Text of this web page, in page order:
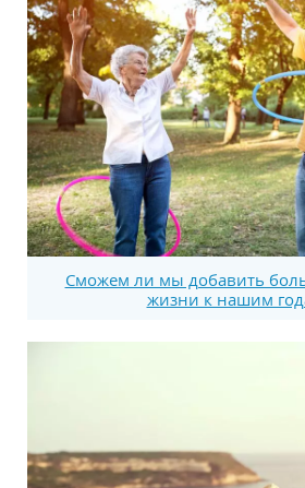
Сможем ли мы добавить
жизни к нашим